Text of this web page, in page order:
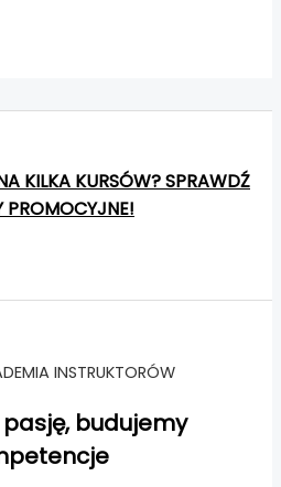
KILKA KURSÓW? SPRAWDŹ
PROMOCYJNE!
pasję, budujemy